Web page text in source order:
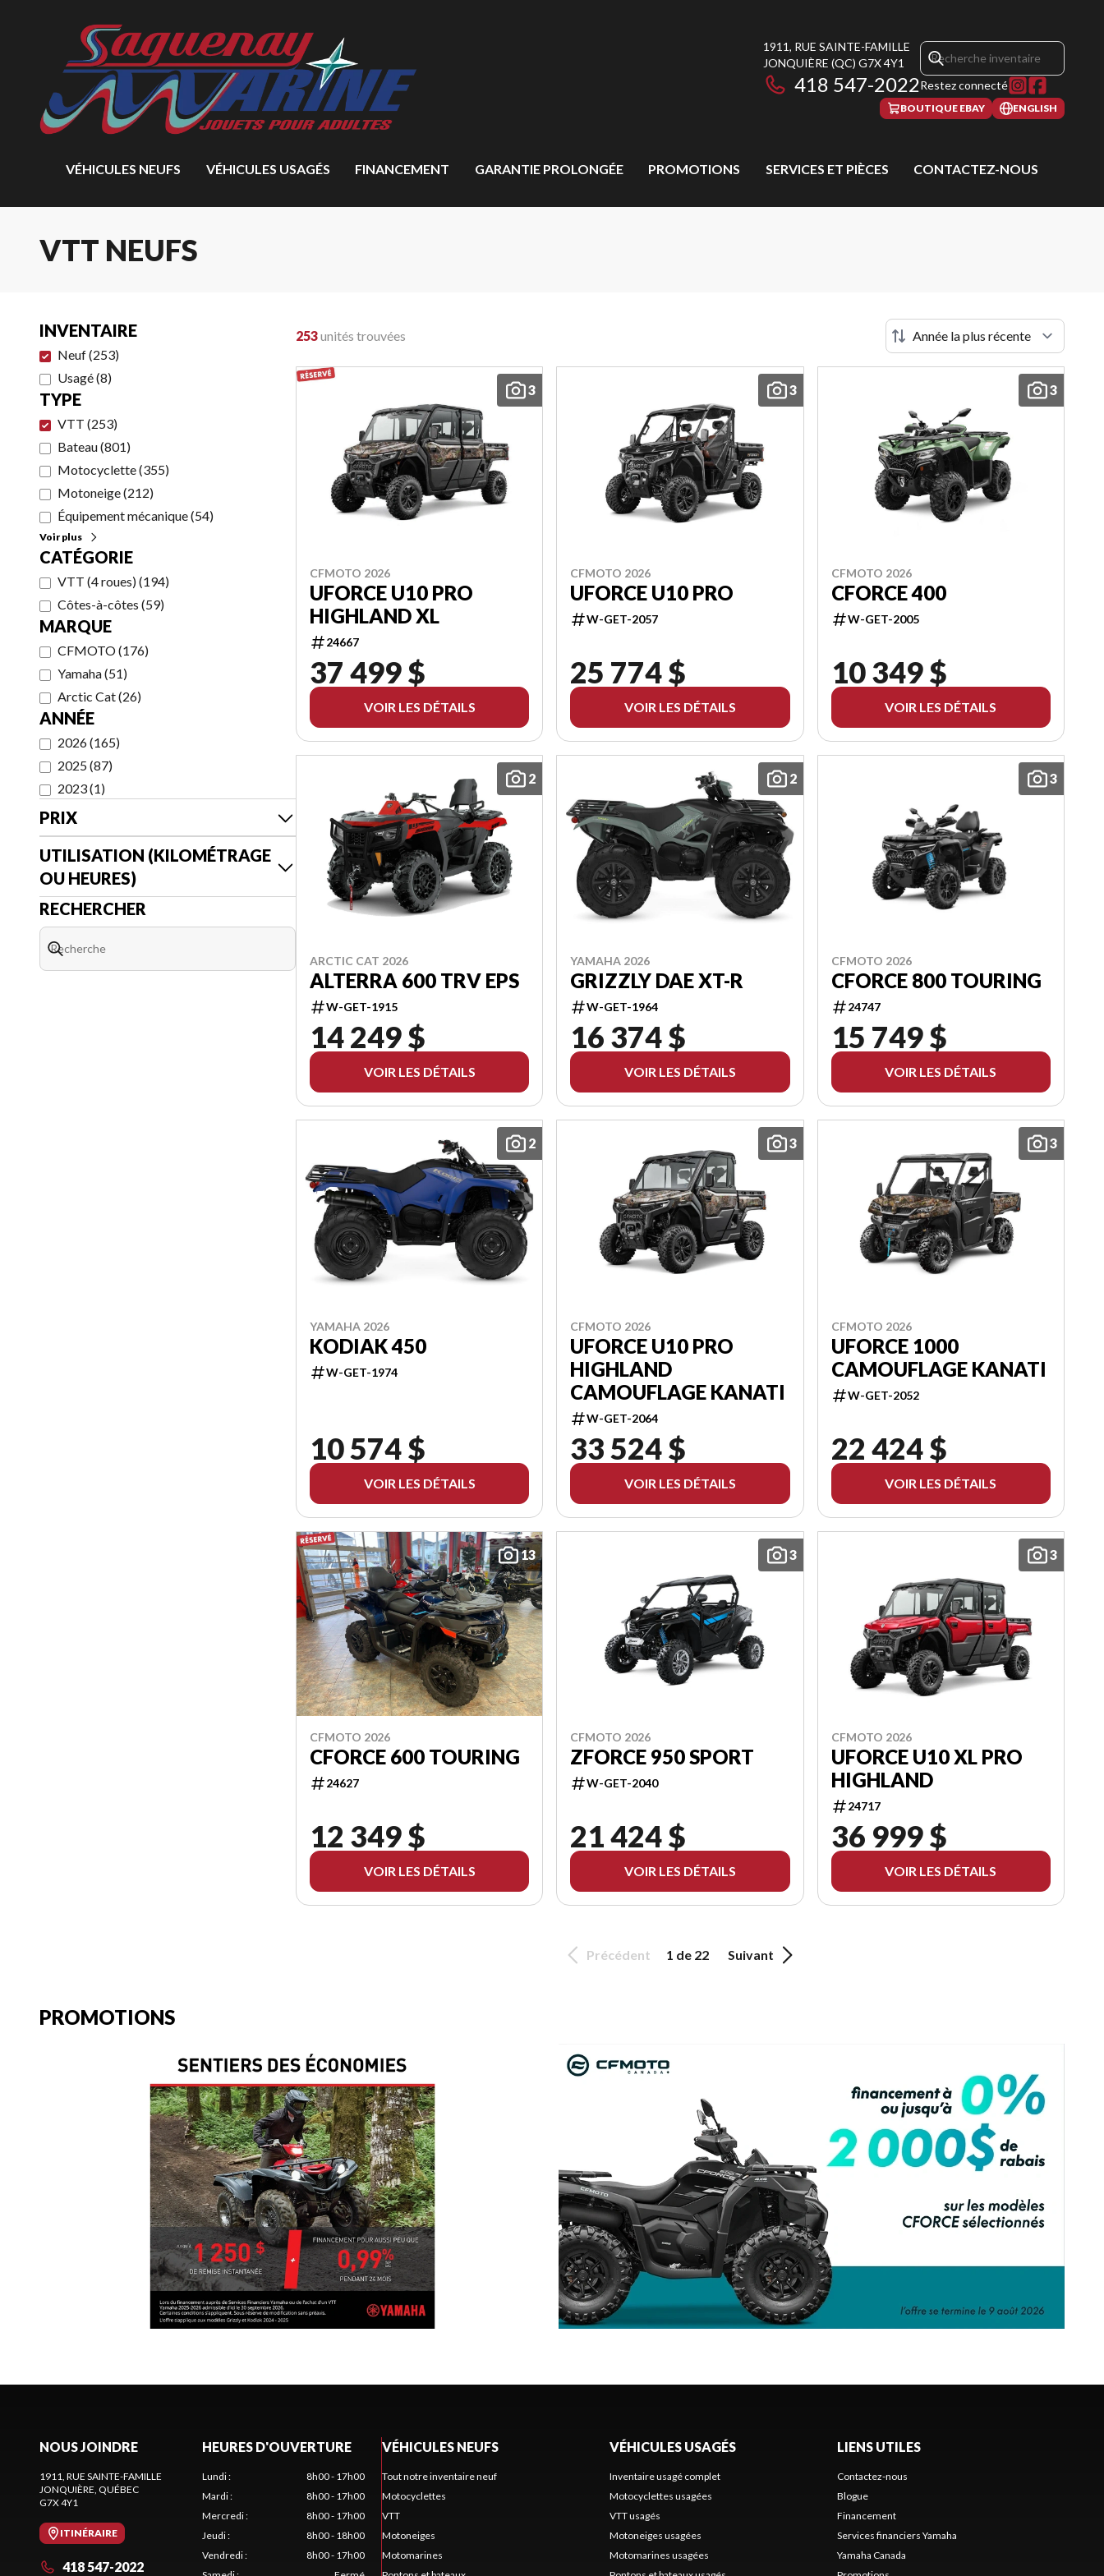
1911, RUE SAINTE-FAMILLE
JONQUIÈRE (QC) G7X 4Y1
418 547-2022Restez connecté
BOUTIQUE EBAY ENGLISH
VÉHICULES NEUFS VÉHICULES USAGÉS FINANCEMENT GARANTIE PROLONGÉE PROMOTIONS SERVICES ET PIÈCES CONTACTEZ-NOUS
VTT NEUFS
INVENTAIRE
Neuf(253)
Usagé(8)
TYPE
VTT (253)
Bateau(801)
Motocyclette(355)
Motoneige(212)
Équipement mécanique(54)
Voir plus
CATÉGORIE
VTT (4 roues)(194)
Côtes-à-côtes (59)
MARQUE
CFMOTO(176)
Yamaha(51)
Arctic Cat(26)
ANNÉE
2026(165)
2025(87)
2023(1)
PRIX
UTILISATION (KILOMÉTRAGE
OU HEURES)
RECHERCHER
253unités trouvées
3
CFMOTO 2026
UFORCE U10 PRO
HIGHLAND XL
24667
37 499 $
VOIR LES DÉTAILS
3
CFMOTO 2026
UFORCE U10 PRO
W-GET-2057
25 774 $
VOIR LES DÉTAILS
3
CFMOTO 2026
CFORCE 400
W-GET-2005
10 349 $
VOIR LES DÉTAILS
2
ARCTIC CAT 2026
ALTERRA 600 TRV EPS
W-GET-1915
14 249 $
VOIR LES DÉTAILS
2
YAMAHA 2026
GRIZZLY DAE XT-R
W-GET-1964
16 374 $
VOIR LES DÉTAILS
3
CFMOTO 2026
CFORCE 800 TOURING
24747
15 749 $
VOIR LES DÉTAILS
2
YAMAHA 2026
KODIAK 450
W-GET-1974
10 574 $
VOIR LES DÉTAILS
3
CFMOTO 2026
UFORCE U10 PRO
HIGHLAND
CAMOUFLAGE KANATI
W-GET-2064
33 524 $
VOIR LES DÉTAILS
3
CFMOTO 2026
UFORCE 1000
CAMOUFLAGE KANATI
W-GET-2052
22 424 $
VOIR LES DÉTAILS
13
CFMOTO 2026
CFORCE 600 TOURING
24627
12 349 $
VOIR LES DÉTAILS
3
CFMOTO 2026
ZFORCE 950 SPORT
W-GET-2040
21 424 $
VOIR LES DÉTAILS
3
CFMOTO 2026
UFORCE U10 XL PRO
HIGHLAND
24717
36 999 $
VOIR LES DÉTAILS
Précédent 1 de 22 Suivant
PROMOTIONS
NOUS JOINDRE
1911, RUE SAINTE-FAMILLE
JONQUIÈRE, QUÉBEC
G7X 4Y1
ITINÉRAIRE
418 547-2022
HEURES D'OUVERTURE
Lundi:
8h00 - 17h00
Mardi:
8h00 - 17h00
Mercredi:
8h00 - 17h00
Jeudi:
8h00 - 18h00
Vendredi:
8h00 - 17h00
VÉHICULES NEUFS
Tout notre inventaire neuf
Motocyclettes
VTT
Motoneiges
Motomarines
VÉHICULES USAGÉS
Inventaire usagé complet
Motocyclettes usagées
VTT usagés
Motoneiges usagées
Motomarines usagées
LIENS UTILES
Contactez-nous
Blogue
Financement
Services financiers Yamaha
Yamaha Canada